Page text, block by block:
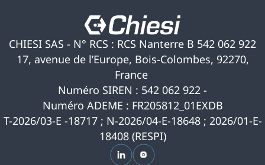
CHIESI SAS - N° RCS : RCS Nanterre B 542 062 922
17, avenue de l’Europe, Bois-Colombes, 92270,
France
Numéro SIREN : 542 062 922 -
Numéro ADEME : FR205812_01EXDB
T-2026/03-E -18717 ; N-2026/04-E-18648 ; 2026/01-E-
18408 (RESPI)